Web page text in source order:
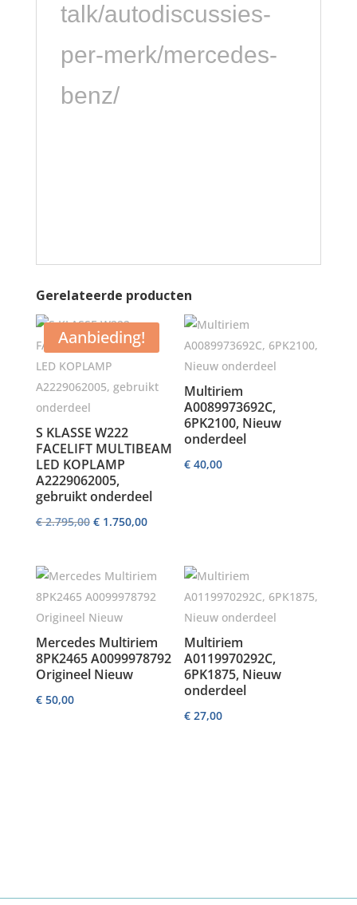
talk/autodiscussies-
per-merk/mercedes-
benz/
Gerelateerde producten
Aanbieding!
S KLASSE W222
FACELIFT MULTIBEAM
LED KOPLAMP
A2229062005,
gebruikt onderdeel
€2.795,00 Oorspronkelijke
€1.750,00Huidige
Multiriem
A0089973692C,
6PK2100, Nieuw
onderdeel
€ 40,00
Mercedes Multiriem
8PK2465 A0099978792
Origineel Nieuw
€50,00
Multiriem
A0119970292C,
6PK1875, Nieuw
onderdeel
€ 27,00